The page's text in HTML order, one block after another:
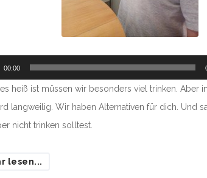
00:00
heiß ist müssen wir besonders viel trinken. Aber
langweilig. Wir haben Alternativen für dich. Und
nicht trinken solltest.
lesen...